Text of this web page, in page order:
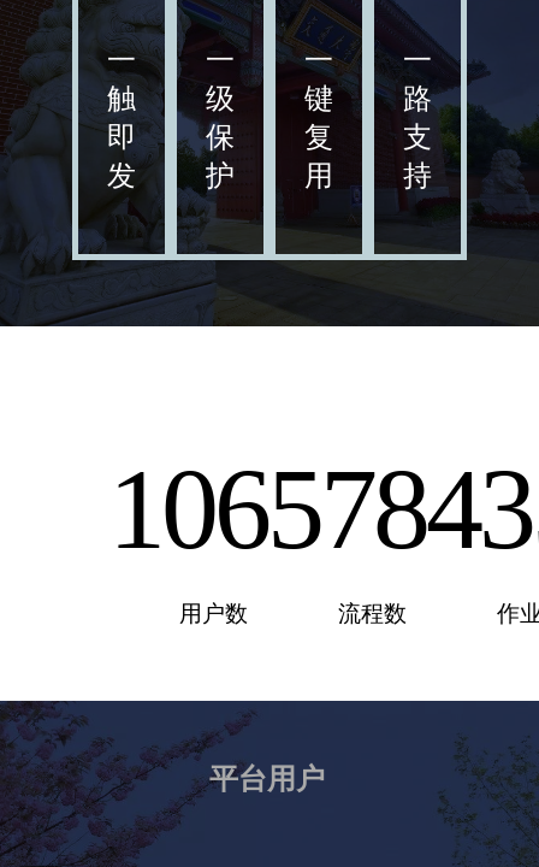
一
触
即
发
一
级
保
护
一
键
复
用
一
路
支
持
1065
用户数
78
流程数 作
平台用户